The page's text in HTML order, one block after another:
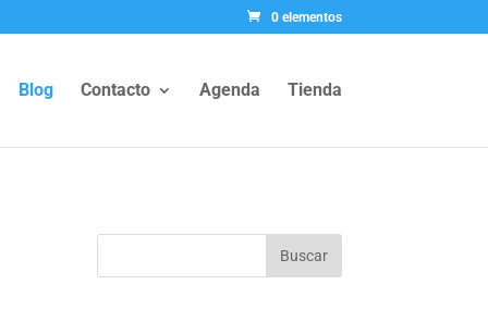
0 elementos
Blog Contacto Agenda Tienda
Buscar